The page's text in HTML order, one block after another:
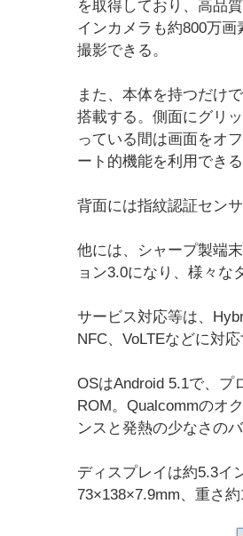
を取得しており、高品
インカメラも約800万
撮影できる。
また、本体を持つだけ
搭載する。側面にグリ
っている間は画面をオ
ート的機能を利用できる
背面には指紋認証セン
他には、シャープ製端
ョン3.0になり、様々な
サービス対応等は、
NFC、VoLTEなどに対
OSはAndroid 5.1で、プ
ROM。Qualcommのオ
ンスと発熱の少なさの
ディスプレイは約5.3イ
73×138×7.9mm、重さ約